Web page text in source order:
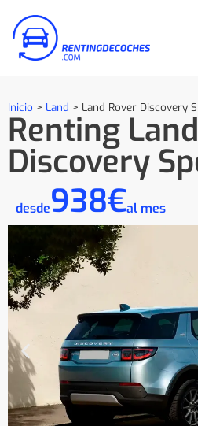
Inicio > Land > Land Rover Discovery
Renting
Discovery
desde938€al mes